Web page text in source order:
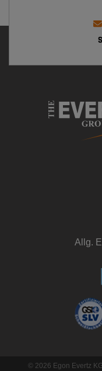
Allg.
© 2026 Egon Evertz